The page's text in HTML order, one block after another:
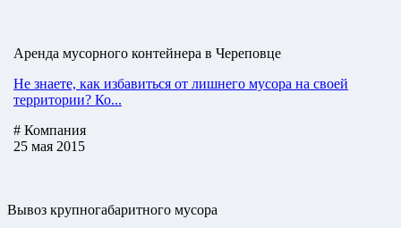
Аренда мусорного контейнера в Череповце
Не знаете, как избавиться от лишнего мусора на своей
территории? Ко...
# Компания
25 мая 2015
Вывоз крупногабаритного мусора